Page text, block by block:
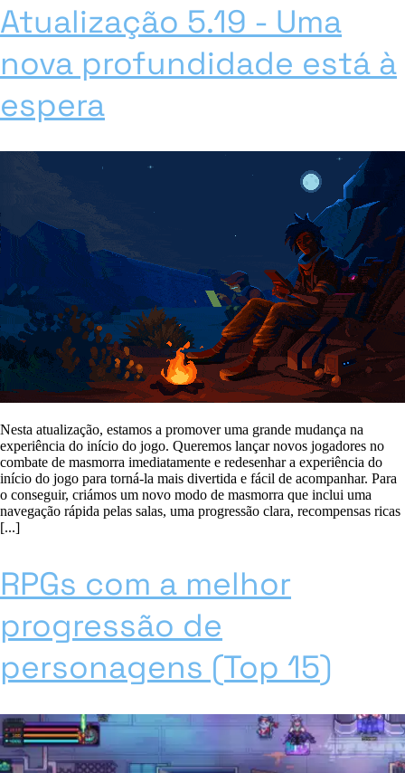
Atualização 5.19 - Uma
nova profundidade está à
espera
Nesta atualização, estamos a promover uma grande mudança na
experiência do início do jogo. Queremos lançar novos jogadores no
combate de masmorra imediatamente e redesenhar a experiência do
início do jogo para torná-la mais divertida e fácil de acompanhar. Para
o conseguir, criámos um novo modo de masmorra que inclui uma
navegação rápida pelas salas, uma progressão clara, recompensas ricas
[...]
RPGs com a melhor
progressão de
personagens (Top 15)